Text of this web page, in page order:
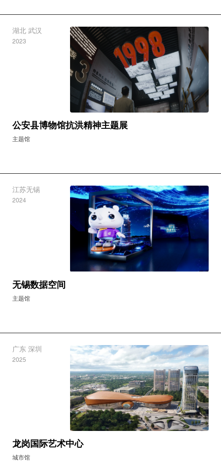
湖北 武汉
2023
公安县博物馆抗洪精神主题展
主题馆
江苏无锡
2024
无锡数据空间
主题馆
广东 深圳
2025
龙岗国际艺术中心
城市馆